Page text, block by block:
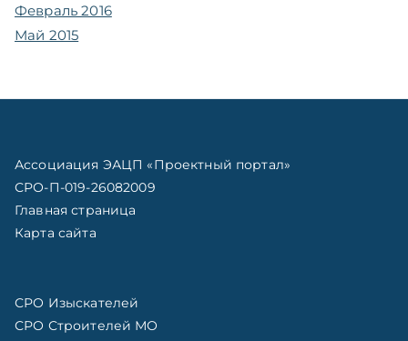
Февраль 2016
Май 2015
Ассоциация ЭАЦП «Проектный портал»
СРО-П-019-26082009
Главная страница
Карта сайта
СРО Изыскателей
СРО Строителей МО